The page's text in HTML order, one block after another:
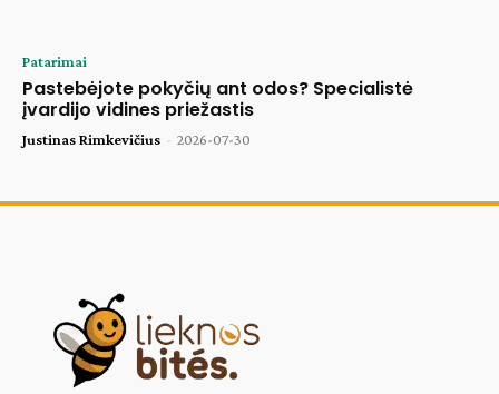
Patarimai
Pastebėjote pokyčių ant odos? Specialistė
įvardijo vidines priežastis
Justinas Rimkevičius - 2026-07-30